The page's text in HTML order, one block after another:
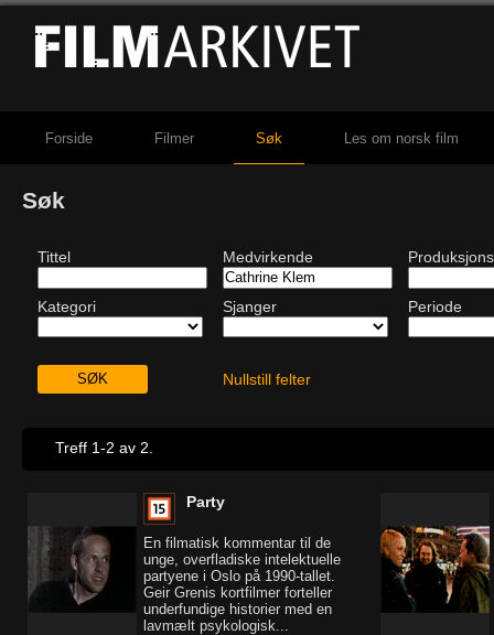
Forside Filmer Søk Les om norsk film
Søk
Tittel Medvirkende
Kategori Sjanger Periode
Nullstill felter
Treff 1-2 av 2.
Party
En filmatisk kommentar til de
unge, overfladiske intelektuelle
partyene i Oslo på 1990-tallet.
Geir Grenis kortfilmer forteller
underfundige historier med en
lavmælt psykologisk...